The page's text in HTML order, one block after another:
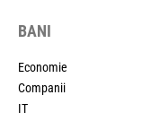
BANI
Economie
Companii
IT